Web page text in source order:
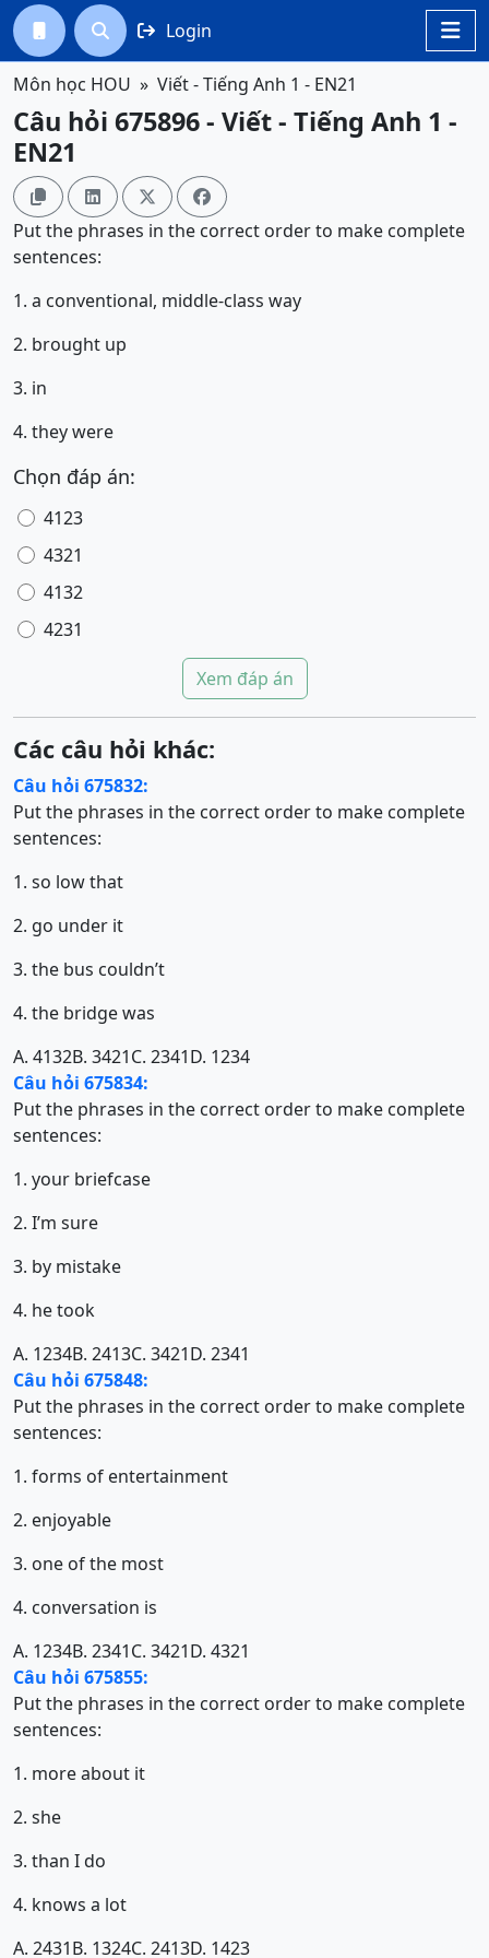

  Login
Môn học HOU Viết - Tiếng Anh 1 - EN21
Câu hỏi 675896 - Viết - Tiếng Anh 1 -
EN21
   
Put the phrases in the correct order to make complete
sentences:
1. a conventional, middle-class way
2. brought up
3. in
4. they were
Chọn đáp án:
4123
4321
4132
4231
Xem đáp án
Các câu hỏi khác:
Câu hỏi 675832:
Put the phrases in the correct order to make complete
sentences:
1. so low that
2. go under it
3. the bus couldn’t
4. the bridge was
A. 4132B. 3421C. 2341D. 1234
Câu hỏi 675834:
Put the phrases in the correct order to make complete
sentences:
1. your briefcase
2. I’m sure
3. by mistake
4. he took
A. 1234B. 2413C. 3421D. 2341
Câu hỏi 675848:
Put the phrases in the correct order to make complete
sentences:
1. forms of entertainment
2. enjoyable
3. one of the most
4. conversation is
A. 1234B. 2341C. 3421D. 4321
Câu hỏi 675855:
Put the phrases in the correct order to make complete
sentences:
1. more about it
2. she
3. than I do
4. knows a lot
A. 2431B. 1324C. 2413D. 1423